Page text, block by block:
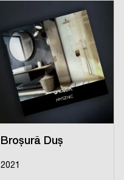
Broșură Duș
2021